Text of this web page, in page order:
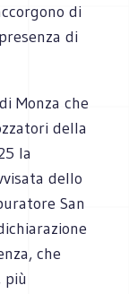
di
di
Monza che
della
la
dello
San
che
più